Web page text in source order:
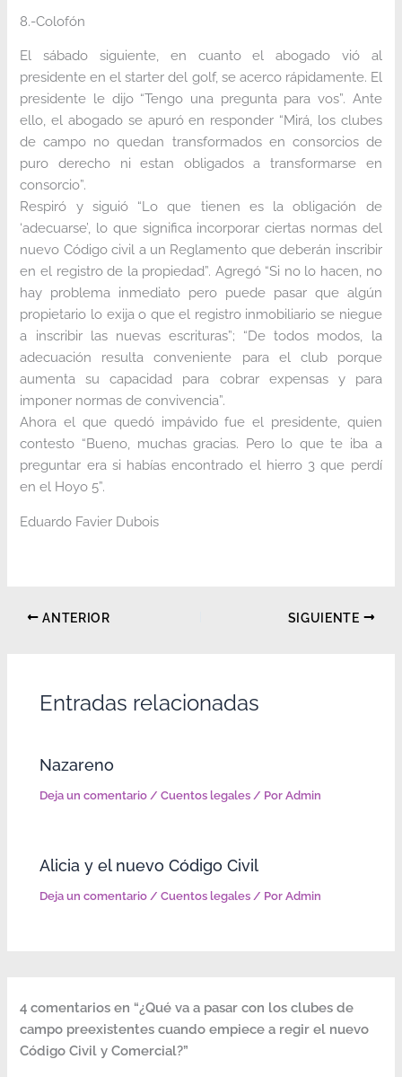
8.-Colofón
El sábado siguiente, en cuanto el abogado vió al
presidente en el starter del golf, se acerco rápidamente. El
presidente le dijo “Tengo una pregunta para vos”. Ante
ello, el abogado se apuró en responder “Mirá, los clubes
de campo no quedan transformados en consorcios de
puro derecho ni estan obligados a transformarse en
consorcio”.
Respiró y siguió “Lo que tienen es la obligación de
‘adecuarse’, lo que significa incorporar ciertas normas del
nuevo Código civil a un Reglamento que deberán inscribir
en el registro de la propiedad”. Agregó “Si no lo hacen, no
hay problema inmediato pero puede pasar que algún
propietario lo exija o que el registro inmobiliario se niegue
a inscribir las nuevas escrituras”; “De todos modos, la
adecuación resulta conveniente para el club porque
aumenta su capacidad para cobrar expensas y para
imponer normas de convivencia”.
Ahora el que quedó impávido fue el presidente, quien
contesto “Bueno, muchas gracias. Pero lo que te iba a
preguntar era si habías encontrado el hierro 3 que perdí
en el Hoyo 5”.
Eduardo Favier Dubois
ANTERIOR SIGUIENTE
Entradas relacionadas
Nazareno
Deja un comentario /Cuentos legales / PorAdmin
Alicia y el nuevo Código Civil
Deja un comentario /Cuentos legales / PorAdmin
4 comentarios en “¿Qué va a pasar con los clubes de
campo preexistentes cuando empiece a regir el nuevo
Código Civil y Comercial?”